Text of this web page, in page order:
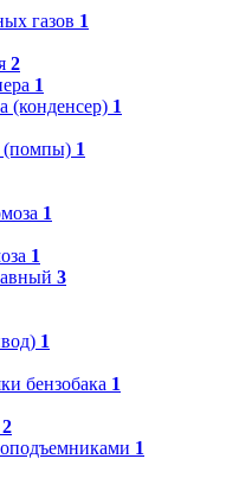
газов 1
2
1
(конденсер) 1
(помпы) 1
1
1
3
1
бензобака 1
2
1